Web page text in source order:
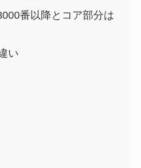
番以降とコア部分は
い